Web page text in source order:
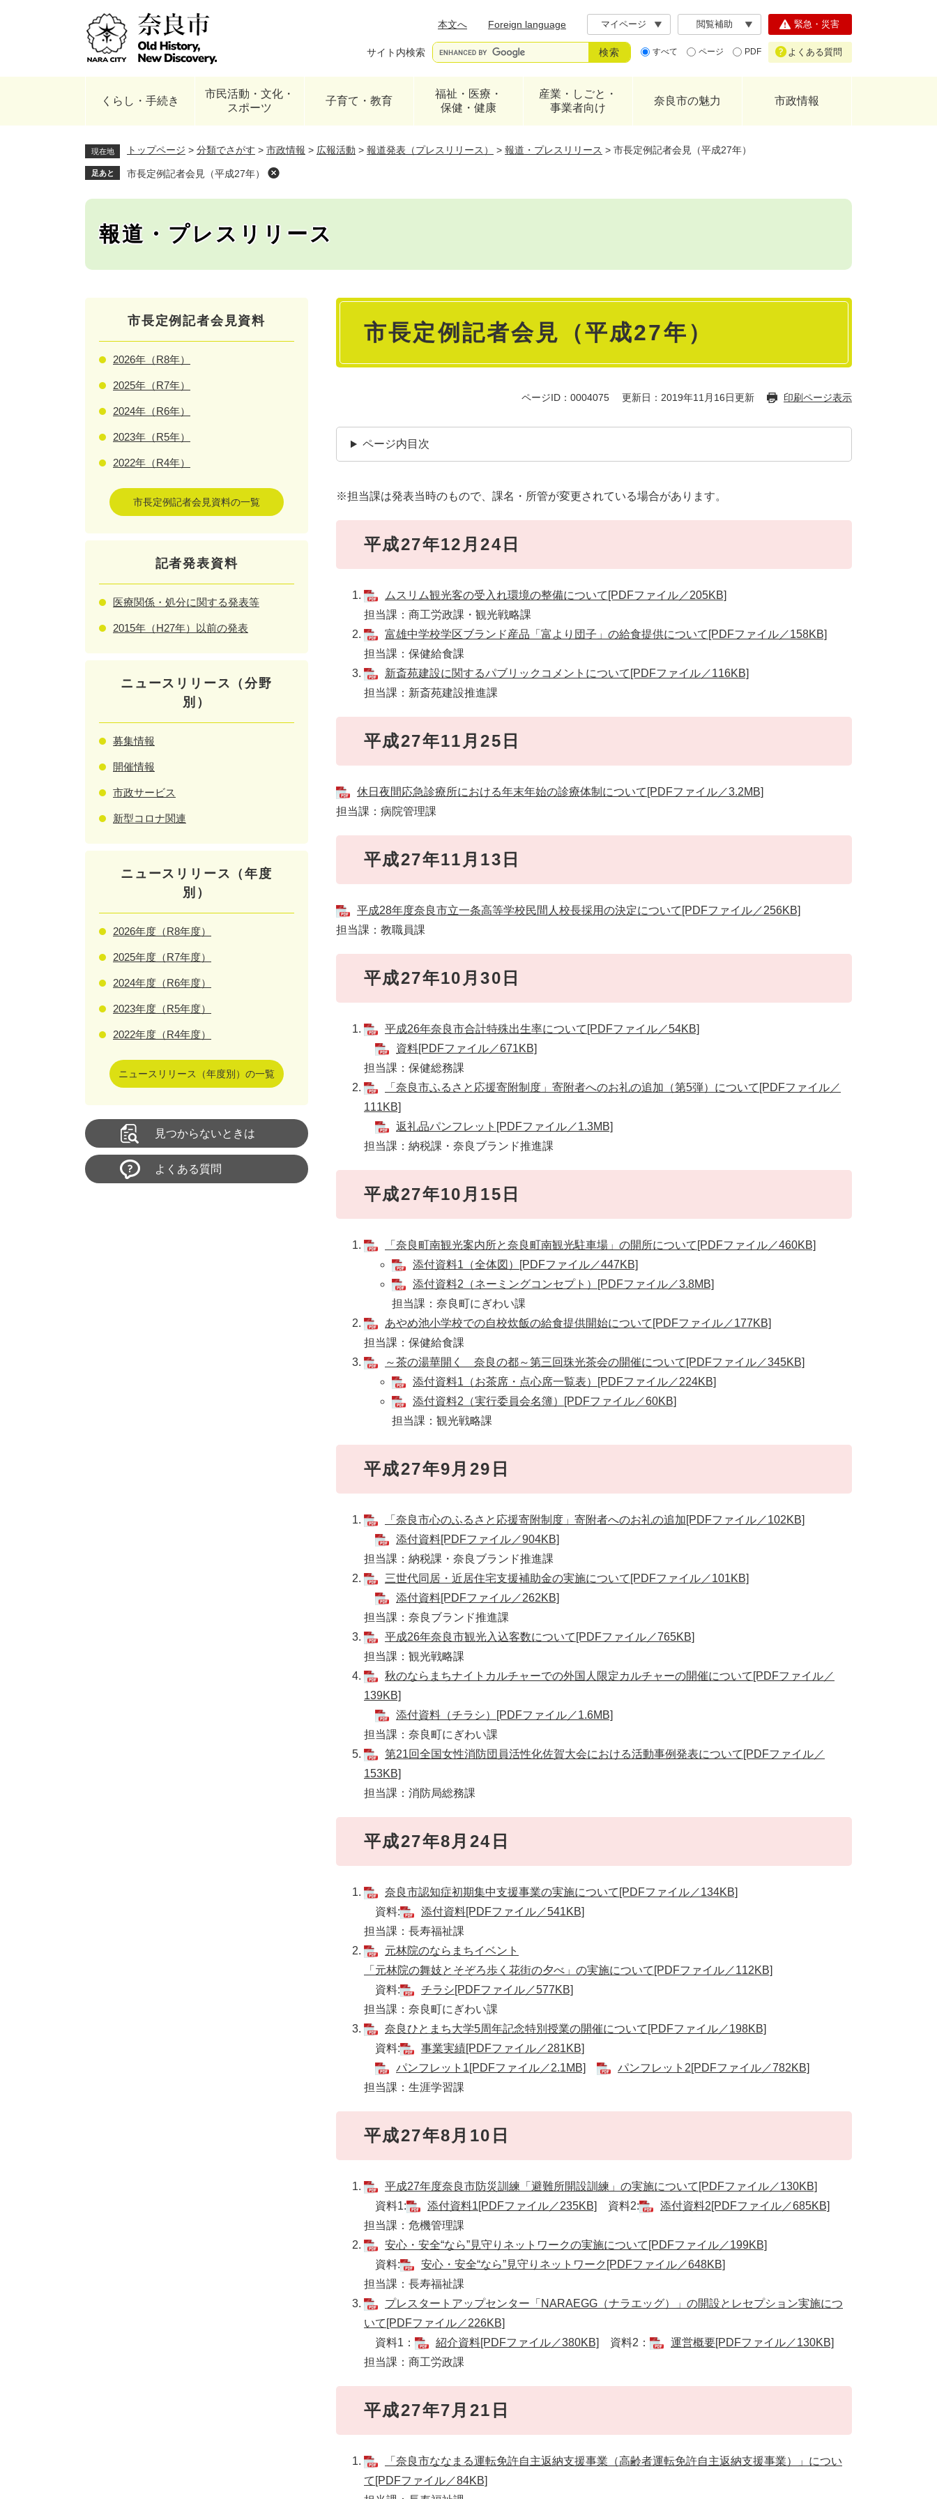
本文へ
Foreign language マイページ 閲覧補助
サイト内検索 すべて ページ PDF
緊急・災害
よくある質問
くらし・手続き
市民活動・文化・
スポーツ
子育て・教育
福祉・医療・
保健・健康
産業・しごと・
事業者向け
奈良市の魅力 市政情報
現在地 トップページ > 分類でさがす > 市政情報 > 広報活動 > 報道発表（プレスリリース） > 報道・プレスリリース > 市長定例記者会見（平成27年）
足あと 市長定例記者会見（平成27年）
報道・プレスリリース
本
市長定例記者会見（平成27年）
ページID：0004075 更新日：2019年11月16日更新 印刷ページ表示
ページ内目次
※担当課は発表当時のもので、課名・所管が変更されている場合があります。
平成27年12月24日
ムスリム観光客の受入れ環境の整備について[PDFファイル／205KB]
担当課：商工労政課・観光戦略課
富雄中学校学区ブランド産品「富より団子」の給食提供について[PDFファイル／158KB]
担当課：保健給食課
新斎苑建設に関するパブリックコメントについて[PDFファイル／116KB]
担当課：新斎苑建設推進課
平成27年11月25日
休日夜間応急診療所における年末年始の診療体制について[PDFファイル／3.2MB]
担当課：病院管理課
平成27年11月13日
平成28年度奈良市立一条高等学校民間人校長採用の決定について[PDFファイル／256KB]
担当課：教職員課
平成27年10月30日
平成26年奈良市合計特殊出生率について[PDFファイル／54KB]
資料[PDFファイル／671KB]
担当課：保健総務課
「奈良市ふるさと応援寄附制度」寄附者へのお礼の追加（第5弾）について[PDFファイル／
111KB]
返礼品パンフレット[PDFファイル／1.3MB]
担当課：納税課・奈良ブランド推進課
平成27年10月15日
「奈良町南観光案内所と奈良町南観光駐車場」の開所について[PDFファイル／460KB]
添付資料1（全体図）[PDFファイル／447KB]
添付資料2（ネーミングコンセプト）[PDFファイル／3.8MB]
担当課：奈良町にぎわい課
あやめ池小学校での自校炊飯の給食提供開始について[PDFファイル／177KB]
担当課：保健給食課
～茶の湯華開く 奈良の都～第三回珠光茶会の開催について[PDFファイル／345KB]
添付資料1（お茶席・点心席一覧表）[PDFファイル／224KB]
添付資料2（実行委員会名簿）[PDFファイル／60KB]
担当課：観光戦略課
平成27年9月29日
「奈良市心のふるさと応援寄附制度」寄附者へのお礼の追加[PDFファイル／102KB]
添付資料[PDFファイル／904KB]
担当課：納税課・奈良ブランド推進課
三世代同居・近居住宅支援補助金の実施について[PDFファイル／101KB]
添付資料[PDFファイル／262KB]
担当課：奈良ブランド推進課
平成26年奈良市観光入込客数について[PDFファイル／765KB]
担当課：観光戦略課
秋のならまちナイトカルチャーでの外国人限定カルチャーの開催について[PDFファイル／
139KB]
添付資料（チラシ）[PDFファイル／1.6MB]
担当課：奈良町にぎわい課
第21回全国女性消防団員活性化佐賀大会における活動事例発表について[PDFファイル／
153KB]
担当課：消防局総務課
平成27年8月24日
奈良市認知症初期集中支援事業の実施について[PDFファイル／134KB]
資料:
添付資料[PDFファイル／541KB]
担当課：長寿福祉課
元林院のならまちイベント
「元林院の舞妓とそぞろ歩く花街の夕べ」の実施について[PDFファイル／112KB]
資料:
チラシ[PDFファイル／577KB]
担当課：奈良町にぎわい課
奈良ひとまち大学5周年記念特別授業の開催について[PDFファイル／198KB]
資料:
事業実績[PDFファイル／281KB]
パンフレット1[PDFファイル／2.1MB]
パンフレット2[PDFファイル／782KB]
担当課：生涯学習課
平成27年8月10日
平成27年度奈良市防災訓練「避難所開設訓練」の実施について[PDFファイル／130KB]
資料1:
添付資料1[PDFファイル／235KB] 資料2:
添付資料2[PDFファイル／685KB]
担当課：危機管理課
安心・安全“なら”見守りネットワークの実施について[PDFファイル／199KB]
資料:
安心・安全“なら”見守りネットワーク[PDFファイル／648KB]
担当課：長寿福祉課
プレスタートアップセンター「NARAEGG（ナラエッグ）」の開設とレセプション実施につ
いて[PDFファイル／226KB]
資料1：
紹介資料[PDFファイル／380KB] 資料2：
運営概要[PDFファイル／130KB]
担当課：商工労政課
平成27年7月21日
「奈良市ななまる運転免許自主返納支援事業（高齢者運転免許自主返納支援事業）」につい
て[PDFファイル／84KB]
市長定例記者会見資料
2026年（R8年）
2025年（R7年）
2024年（R6年）
2023年（R5年）
2022年（R4年）
市長定例記者会見資料の一覧
記者発表資料
医療関係・処分に関する発表等
2015年（H27年）以前の発表
ニュースリリース（分野
別）
募集情報
開催情報
市政サービス
新型コロナ関連
ニュースリリース（年度
別）
2026年度（R8年度）
2025年度（R7年度）
2024年度（R6年度）
2023年度（R5年度）
2022年度（R4年度）
ニュースリリース（年度別）の一覧
見つからないときは
よくある質問